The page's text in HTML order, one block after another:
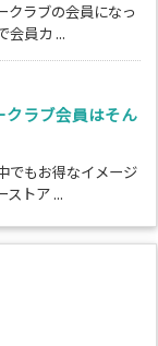
クラブの会員になっ
会員カ ...
クラブ会員はそん
でもお得なイメージ
ストア ...